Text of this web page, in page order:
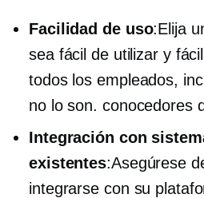
Facilidad de uso:Elija
sea fácil de utilizary fácil
todos los empleados,
no lo son. conocedores
Integración con
existentes:Asegúrese
integrarse con su